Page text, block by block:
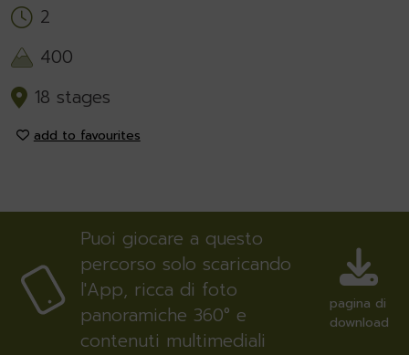
2
400
18 stages
add to favourites
Puoi giocare a questo
percorso solo scaricando
l'App, ricca di foto
panoramiche 360° e
contenuti multimediali
pagina di
download